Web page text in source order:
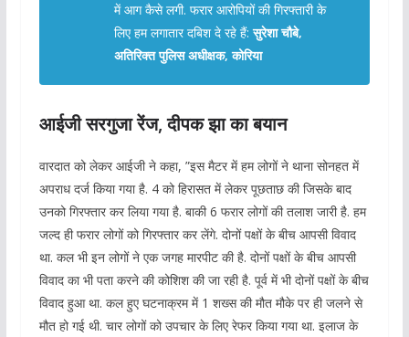
में आग कैसे लगी. फरार आरोपियों की गिरफ्तारी के
लिए हम लगातार दबिश दे रहे हैं:सुरेशा चौबे,
अतिरिक्त पुलिस अधीक्षक, कोरिया
आईजी सरगुजा रेंज, दीपक झा का बयान
वारदात को लेकर आईजी ने कहा, ”इस मैटर में हम लोगों ने थाना सोनहत में
अपराध दर्ज किया गया है. 4 को हिरासत में लेकर पूछताछ की जिसके बाद
उनको गिरफ्तार कर लिया गया है. बाकी 6 फरार लोगों की तलाश जारी है. हम
जल्द ही फरार लोगों को गिरफ्तार कर लेंगे. दोनों पक्षों के बीच आपसी विवाद
था. कल भी इन लोगों ने एक जगह मारपीट की है. दोनों पक्षों के बीच आपसी
विवाद का भी पता करने की कोशिश की जा रही है. पूर्व में भी दोनों पक्षों के बीच
विवाद हुआ था. कल हुए घटनाक्रम में 1 शख्स की मौत मौके पर ही जलने से
मौत हो गई थी. चार लोगों को उपचार के लिए रेफर किया गया था. इलाज के